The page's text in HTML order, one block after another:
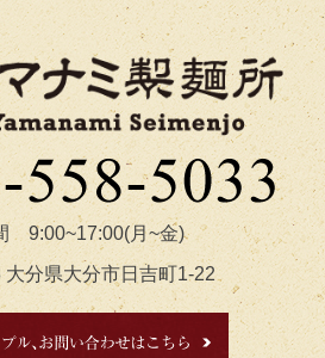
9:00~17:00(月~金)
大分県大分市日吉町1-22